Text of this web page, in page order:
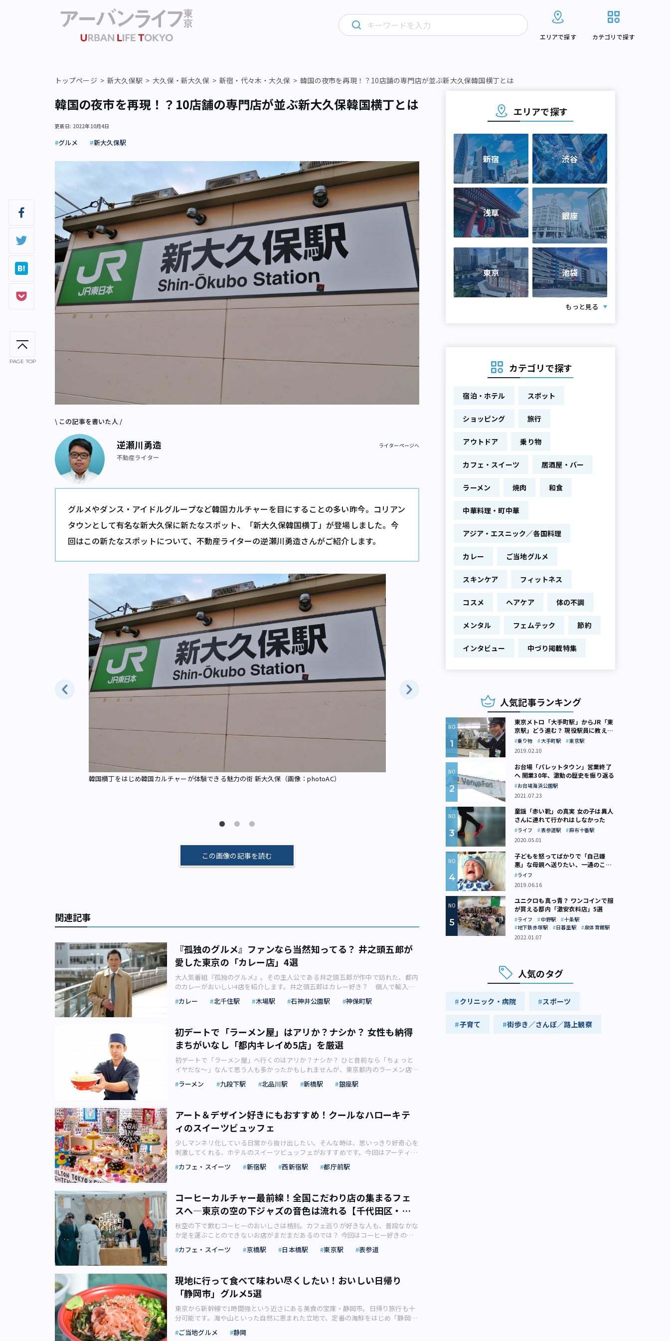
エリアで探す カテゴリで探す
PAGE TOP
トップページ 新大久保駅 大久保・新大久保 新宿・代々木・大久保 韓国の夜市を再現！？10店舗の専門店が並ぶ新大久保韓国横丁とは
韓国の夜市を再現！？10店舗の専門店が並ぶ新大久保韓国横丁とは
更新日: 2022年10月4日
グルメ 新大久保駅
\ この記事を書いた人 /
逆瀬川勇造
不動産ライター
ライターページへ
グルメやダンス・アイドルグループなど韓国カルチャーを目にすることの多い昨今。コリアン
タウンとして有名な新大久保に新たなスポット、「新大久保韓国横丁」が登場しました。今
回はこの新たなスポットについて、不動産ライターの逆瀬川勇造さんがご紹介します。
韓国横丁をはじめ韓国カルチャーが体験できる魅力の街 新大久保（画像：photoAC）
ツウなら絶対に欠かせない人気メニューポッサム※写真はイメージ（画像：photo AC）
この画像の記事を読む
関連記事
『孤独のグルメ』ファンなら当然知ってる？ 井之頭五郎が
愛した東京の「カレー店」4選
大人気番組『孤独のグルメ』。その主人公である井之頭五郎が作中で訪れた、都内
のカレーがおいしい4店を紹介します。井之頭五郎はカレー好き？ 個人で輸入雑
貨商を営む井之頭五郎が主役の『孤独のグルメ』。そのなかで登場する飲食店はど
れも個性的で印象に残るものが多いです。漫画・ドラマともに東京都内のお店の紹
之、谷口ジロー、扶桑社、テレビ東京グループ） そんな孤独のグルメですが、五
郎がよく食べるもののひとつにカレーがあります。国民食ともいわれるほど日本人
べてみたところ、案の定いろいろなお店に行っていました。 そこで本記事で
は、五郎の食べた東京のカレー屋に焦点を当てて紹介していきます。 1.木場「カマ
ルプール」 木場駅から徒歩4～5分の場所にある「カマルプール」（江東区東陽）
せん。 カマルプールのラムミントカレー（画像：岩本信彦） 筆者は、五郎が本
編で注文したバスマティライスと合わせましたが、パラッとしていて、どのカレー
との相性も良さそうです。 ただしライスの分量はちょっと少ないと感じたので、
おなかいっぱい食べたいという人は追加で何か頼むといいでしょう。 おなかに余
裕がある人はチーズクルチャもおすすめです。パッと見はナンですが、手で割ると
チーズがあふれだすぜいたくな仕様がうれしい限り。 カマルプールのこじんま
りとした店内には常にお客さんがいっぱいで、お昼時は行列になることもあるよう
千住「ライカノ」 次にご紹介するのは、北千住「ライカノ」（足立区千住）のマ
サマンカレーです。 ライカノのマサマンカレー（画像：岩本信彦） マサマンカレ
ーには ・ゲェーンマサマン・ガイ ・ゲェーンマサマン・ヌア の2種類があります
が、本編で登場するのは鶏を使用したゲェーンマサマン・ガイです。 CNNのトラ
ベル情報サイト「CNNgo」の「The World’s 50 most delicious foods（世界で最
もあるマサマンカレーですが、日本にもおいしいマサマンカレーを食べられる店が
まれた味わいです。 ドラマ同様に女性同士の来店が多く、男性ひとりで来店した
筆者は、少し肩身の狭さを感じましたが、店内のアットホームな雰囲気が緩和して
くれました。 3.神保町「三燈舎」 カレー人気店として知られる神保町にある「三
燈舎」（千代田区神田小川町）。ランチメニューはA～Cの3種類あります。 三燈舎
のCセット（画像：岩本信彦） 筆者が来店した平日のお昼には、残念ながら五郎
の食べた「三燈舎ミールス」の用意がなく、分量が近いCセットを注文しました。
もし「三燈舎ミールス」を食べたいなら平日の夜か土日に来店しましょう。 Cセ
カレー 北千住駅 木場駅 石神井公園駅 神保町駅
初デートで「ラーメン屋」はアリか？ナシか？ 女性も納得
まちがいなし「都内キレイめ5店」を厳選
初デートで「ラーメン屋」へ行くのはアリか？ナシか？ ひと昔前なら「ちょっと
イヤだな～」なんて思う人も多かったかもしれませんが、東京都内のラーメン店は
今、おしゃれに洗練されて劇的な進化を遂げています。むしろデートで行きたくな
ってしまうような厳選5店を、首都圏探索ライターのあんちゃん さんがご案内しま
「えっ、初デートなのにラーメン屋なの！？」「デートはもっとおしゃれなお店じ
ゃないと！」。そんな風に思う人が少なくないかもしれません。 初デートでも行
にラーメン店と言っても、味も見た目も店内のインテリアも東京都内では今や、じ
つに多種多彩。 家系ラーメンと呼ばれる豚骨ベースのこってり系、冷たい麺を
熱々のスープに付けながら食べるつけ麺、イタリアンと融合したグルメ系……。
レイめなラーメン店かもしれません。 今回は、女性にもうれしい東京都内のラ
ーメン店を五つ紹介します。 「デートでラーメン屋はちょっと……」と思っている
人も、一度訪れてみると案外その魅力に取りつかれてしまうかも。そして、「ぜひ
お相手とラーメンを食べたい」と思っているラーメンマニアな人も、自身を持って
お店ののれんをくぐり、そのおいしさをふたりで共有してみてください。 ※ ※
※ 2021年8月現在、東京都内には「緊急事態宣言」が発令されています。不要不
急の外出はなるべく収束の見通しが立ってから、また時短営業や休業措置を取って
ある「銀座 八五（はちごう）」（中央区銀座3）。 こちらはフレンチを極めた名
シェフが営むラーメン店。ラーメン店でありながら、高級割烹（かっぽう）のよう
な店内が印象的です。 ラーメンの命ともいえる「かえし」を使用せず、スープの
うまみだけでラーメンを成立させてしまうというのは、フレンチ出身のシェフなら
ではの発想です。 かえしを使っていない透き通ったスープ（画像：あんちゃん）
に感じることができるでしょう。割りばしや、食後に出されるお茶や水のグラス、
ラーメン 九段下駅 北品川駅 新橋駅 銀座駅
アート＆デザイン好きにもおすすめ！クールなハローキテ
ィのスイーツビュッフェ
少しマンネリ化している日常から抜け出したい。そんな時は、思いっきり好奇心を
刺激してくれる、ホテルのスイーツビュッフェがおすすめです。今回はアーティス
ティックで斬新な「ハローキティ」の世界観を表現するギャラリー風のコラボビュ
ッフェについて、デザイナーのINDULGEさんがご紹介します。リフレッシュして
奇心を刺激してくれるスイーツビュッフェに足を運ぶのがおすすめです。 この記
事では、サンリオのキャラクター・ハローキティとコラボレーションしたスイーツ
ラフルなハローキティの世界観に刺激されて盛り上がること間違いなし。いつもと
ちょっと違う時間を楽しんで、脱・マンネリ化→リフレッシュしませんか？ アート
でクールな「ハローキティinスイーツ・ギャラリー」（画像：ヒルトン東京リリー
ーションスイーツビュッフェ「ハローキティinスイーツ・ギャラリー」が開催され
ています。 これまで名だたるブランドとのコラボを実現してきた、日本が誇るキ
ャラクター「ハローキティ」。今回はクリエイティブユニット・
Enlightenment（エンライトメント）がオリジナルで描く「ハローキティ」アート
が飾られたギャラリー風の空間で、ヒルトン東京エグゼクティブ・ペストリーシェ
フが手がけた「ハローキティ」スイーツを楽しめるという、唯一無二のビュッフェ
です。 ポップでカラフルな「ハローキティ」に大興奮！（画像：ヒルトン東京リリ
カフェ・スイーツ 新宿駅 西新宿駅 都庁前駅
コーヒーカルチャー最前線！全国こだわり店の集まるフェ
スへ―東京の空の下ジャズの音色は流れる【千代田区・港
区】
秋空の下で飲むコーヒーのおいしさは格別。カフェ巡りが好きな人も、普段なかな
か足を運ぶことのできないお店がまだまだあるのでは？ 今回はコーヒー好きのデ
ザイナーINDULGEさんおすすめの、一味違う体験が楽しめる「お店の集まるコーヒ
ーイベント」をご紹介します。最先端のコーヒーカルチャーに触れる 「スペシャ
を丁寧に入れたりするのは、もはや日常。 ワインと同じようにコーヒーもハマ
ると面白く、豆の産地や流通の歴史、世界のカフェでどのように飲まれてきたかな
験するのが一番です。コーヒーを飲み比べ、ジャズやDJの心地よい音楽に身を任せ
ながらコーヒーのおともに最適なスイーツやグッズなどコーヒーにまつわるモノに
ふれれば、好奇心が刺激され、新しい発見をもたらしてくれそう。 今回は、もう
カフェ・スイーツ 京橋駅 日本橋駅 東京駅 表参道
現地に行って食べて味わい尽くしたい！おいしい日帰り
「静岡市」グルメ5選
東京から新幹線で1時間強という近さにある美食の宝庫・静岡市。日帰り旅行も十
分可能です。海や山といった自然に恵まれた立地で、定番の海鮮をはじめ「静岡お
でん」などのご当地名物、「わさび漬」などの珍味が味わえます。今回は旅行ジャ
ーナリスト・フォトグラファーのシカマアキさんが、静岡でのおすすめグルメを紹
ご当地グルメ 静岡
エリアで探す
新宿 渋谷
浅草 銀座
東京 池袋
もっと見る
カテゴリで探す
宿泊・ホテル スポット
ショッピング 旅行
アウトドア 乗り物
カフェ・スイーツ 居酒屋・バー
ラーメン 焼肉 和食
中華料理・町中華
アジア・エスニック／各国料理
カレー ご当地グルメ
スキンケア フィットネス
コスメ ヘアケア 体の不調
メンタル フェムテック 節約
インタビュー 中づり掲載特集
人気記事ランキング
東京メトロ「大手町駅」からJR「東
京駅」どう進む？ 現役駅員に教えて
もらいました
乗り物 大手町駅
東京駅
2019.02.10
お台場「パレットタウン」営業終了
へ 開業30年、激動の歴史を振り返る
お台場海浜公園駅
2021.07.23
童謡「赤い靴」の真実 女の子は異人
さんに連れて行かれはしなかった
ライフ 表参道駅
麻布十番駅
2020.05.01
子どもを怒ってばかりで「自己嫌
悪」な母親へ送りたい、一通のここ
ろの処方箋
ライフ
2019.06.16
ユニクロも真っ青？ ワンコインで服
が買える都内「激安衣料店」5選
ライフ 中野駅
十条駅
地下鉄赤塚駅
日暮里駅
泉体育館駅
2022.01.07
人気のタグ
クリニック・病院 スポーツ
子育て 街歩き／さんぽ／路上観察